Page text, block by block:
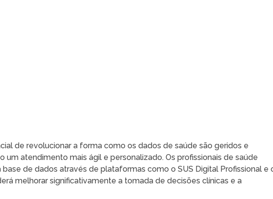
de revolucionar a forma como os dados de saúde são geridos e
um atendimento mais ágil e personalizado. Os profissionais de saúde
de dados através de plataformas como o SUS Digital Profissional e
melhorar significativamente a tomada de decisões clínicas e a